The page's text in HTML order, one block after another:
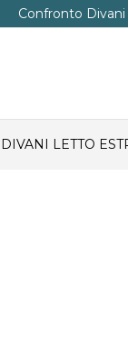
Confronto
DIVANI LETTO